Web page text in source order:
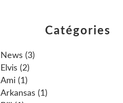
Catégories
News (3)
Elvis (2)
Ami (1)
Arkansas (1)